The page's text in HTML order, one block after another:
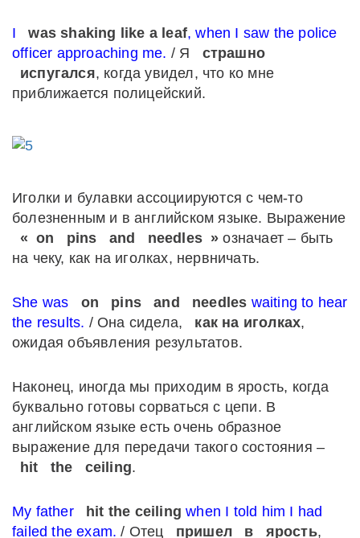
I was shaking like a leaf, when I saw the police
officer approaching me. / Я
страшно
испугался, когда увидел, что ко мне
приближается полицейский.
Иголки и булавки ассоциируются с чем-то
болезненным и в английском языке. Выражение
« on pins and needles » означает – быть
на чеку, как на иголках, нервничать.
She was on pins and needles waiting to hear
the results. / Она сидела, как на иголках,
ожидая объявления результатов.
Наконец, иногда мы приходим в ярость, когда
буквально готовы сорваться с цепи. В
английском языке есть очень образное
выражение для передачи такого состояния –
hit
the ceiling.
My father hit the ceiling when I told him I had
failed the exam. / Отец пришел в ярость,